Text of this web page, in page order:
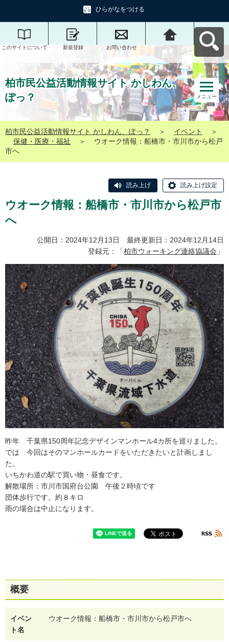
ひらがなをつける
このサイトについて 新規登録 お問い合わせ
柏市民公益活動情報
サイト かしわん、ぽ
っ？へ戻る
柏市民公益活動情報サイト かしわん、
ぽっ？
メニュー
柏市民公益活動情報サイト かしわん、ぽっ？ ＞ イベント
＞
保健・医療・福祉
＞
ウオーク情報：船橋市・市川市から松戸
市へ
読み上げ 読み上げ設定
ウオーク情報：船橋市・市川市から松戸市
へ
公開日：2024年12月13日 最終更新日：2024年12月14日
登録元：「柏市ウォーキング連絡協議会 」
昨年 千葉県150周年記念デザインマンホール4カ所を巡りました。
では 今回はそのマンホールカードをいただきたいと計画しまし
た。
いちかわ道の駅で買い物・昼食です。
解散場所：市川市国府台公園 午後２時頃です
団体歩行です。約８キロ
雨の場合は中止になります。
概要
イベン
ト名
ウオーク情報：船橋市・市川市から松戸市へ